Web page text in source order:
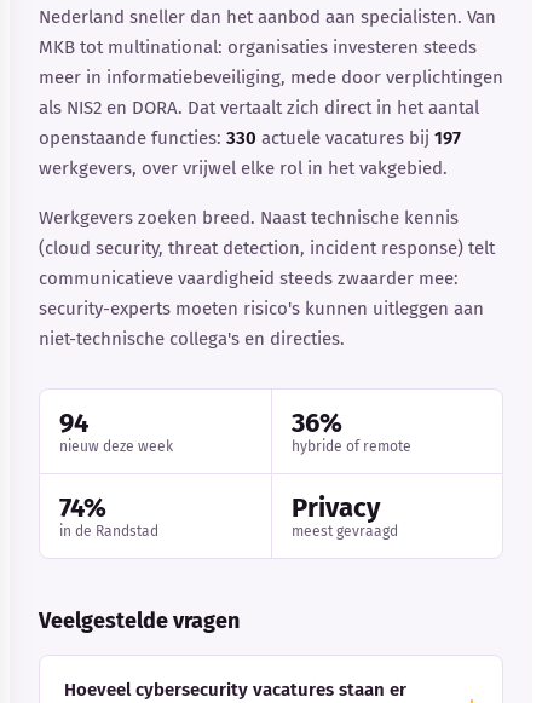
Nederland sneller dan het aanbod aan specialisten. Van
MKB tot multinational: organisaties investeren steeds
meer in informatiebeveiliging, mede door verplichtingen
als NIS2 en DORA. Dat vertaalt zich direct in het aantal
openstaande functies: 330 actuele vacatures bij 197
werkgevers, over vrijwel elke rol in het vakgebied.
Werkgevers zoeken breed. Naast technische kennis
(cloud security, threat detection, incident response) telt
communicatieve vaardigheid steeds zwaarder mee:
security-experts moeten risico's kunnen uitleggen aan
niet-technische collega's en directies.
94
nieuw deze week
36%
hybride of remote
74%
in de Randstad
Privacy
meest gevraagd
Veelgestelde vragen
Hoeveel cybersecurity vacatures staan er